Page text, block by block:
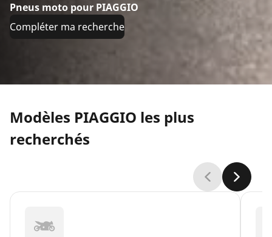
Pneus moto pour PIAGGIO
Compléter ma recherche
Modèles PIAGGIO les plus
recherchés